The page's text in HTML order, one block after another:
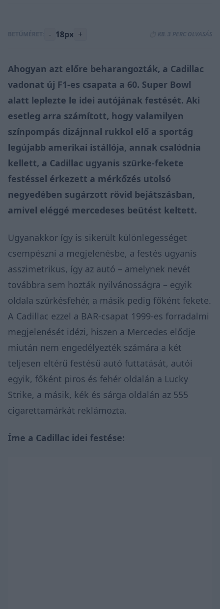
BETŰMÉRET: - 18px + ⏱️ KB. 3 PERC OLVASÁS
Ahogyan azt előre beharangozták, a Cadillac
vadonat új F1-es csapata a 60. Super Bowl
alatt leplezte le idei autójának festését. Aki
esetleg arra számított, hogy valamilyen
színpompás dizájnnal rukkol elő a sportág
legújabb amerikai istállója, annak csalódnia
kellett, a Cadillac ugyanis szürke-fekete
festéssel érkezett a mérkőzés utolsó
negyedében sugárzott rövid bejátszásban,
amivel eléggé mercedeses beütést keltett.
Ugyanakkor így is sikerült különlegességet
csempészni a megjelenésbe, a festés ugyanis
asszimetrikus, így az autó – amelynek nevét
továbbra sem hozták nyilvánosságra – egyik
oldala szürkésfehér, a másik pedig főként fekete.
A Cadillac ezzel a BAR-csapat 1999-es forradalmi
megjelenését idézi, hiszen a Mercedes elődje
miután nem engedélyezték számára a két
teljesen eltérű festésű autó futtatását, autói
egyik, főként piros és fehér oldalán a Lucky
Strike, a másik, kék és sárga oldalán az 555
cigarettamárkát reklámozta.
Íme a Cadillac idei festése: